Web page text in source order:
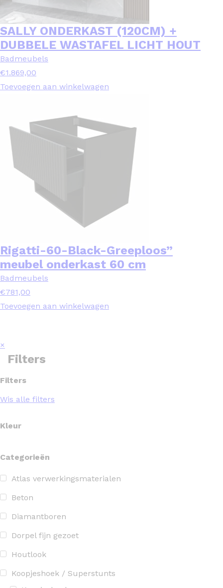
SALLY ONDERKAST (120CM) +
DUBBELE WASTAFEL LICHT HOUT
Badmeubels
€1.869,00
Toevoegen aan winkelwagen
Rigatti-60-Black-Greeploos”
meubel onderkast 60 cm
Badmeubels
€781,00
Toevoegen aan winkelwagen
×
Filters
Filters
Wis alle filters
Kleur
Categorieën
Atlas verwerkingsmaterialen
Beton
Diamantboren
Dorpel fijn gezoet
Houtlook
Koopjeshoek / Superstunts